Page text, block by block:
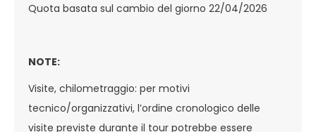
Quota basata sul cambio del giorno 22/04/2026
NOTE:
Visite, chilometraggio: per motivi
tecnico/organizzativi, l’ordine cronologico delle
visite previste durante il tour potrebbe essere